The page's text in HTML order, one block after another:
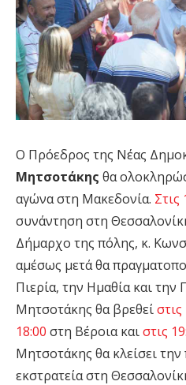
Ο Πρόεδρος της Νέας
Μητσοτάκης θα
αγώνα στη Μακεδονία. Στις
συνάντηση στη
Δήμαρχο της πόλης, κ.
αμέσως μετά θα
Πιερία, την Ημαθία και την
Μητσοτάκης θα βρεθεί
18:00 στη Βέροια καιστις
Μητσοτάκης θα κλείσει
εκστρατεία στη